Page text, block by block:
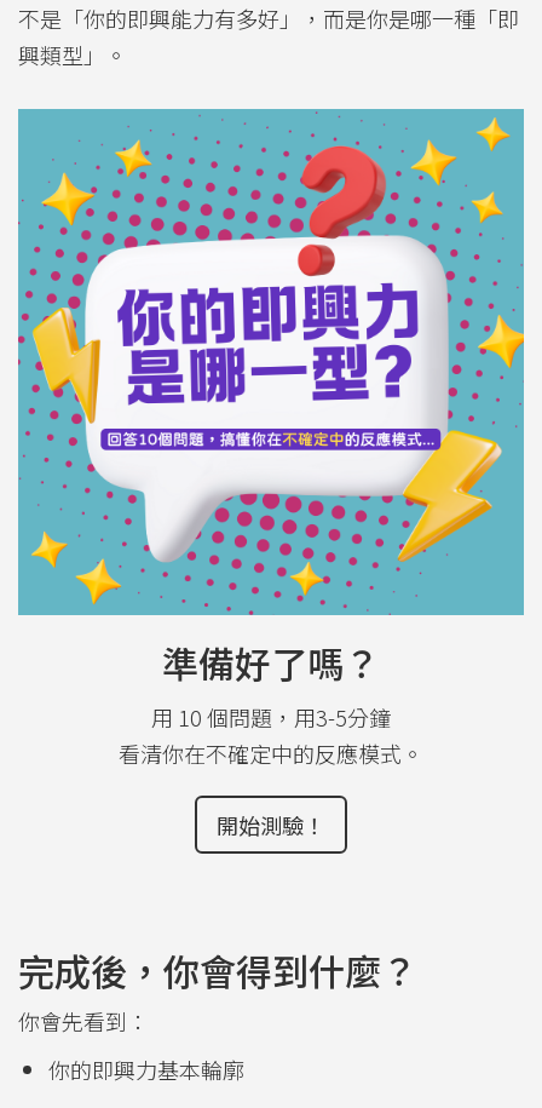
不是「你的即興能力有多好」，而是你是哪一種「即
興類型」。
準備好了嗎？
用 10 個問題，用3-5分鐘
看清你在不確定中的反應模式。
開始測驗！
完成後，你會得到什麼？
你會先看到：
你的即興力基本輪廓